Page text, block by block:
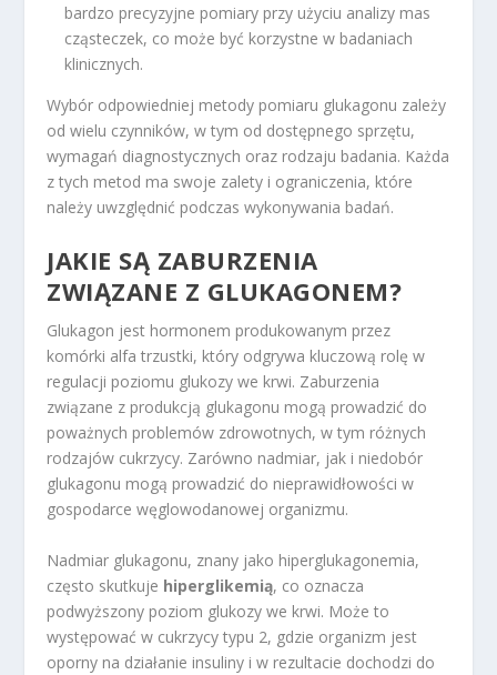
bardzo precyzyjne pomiary przy użyciu analizy mas
cząsteczek, co może być korzystne w badaniach
klinicznych.
Wybór odpowiedniej metody pomiaru glukagonu zależy
od wielu czynników, w tym od dostępnego sprzętu,
wymagań diagnostycznych oraz rodzaju badania. Każda
z tych metod ma swoje zalety i ograniczenia, które
należy uwzględnić podczas wykonywania badań.
JAKIE SĄ ZABURZENIA
ZWIĄZANE Z GLUKAGONEM?
Glukagon jest hormonem produkowanym przez
komórki alfa trzustki, który odgrywa kluczową rolę w
regulacji poziomu glukozy we krwi. Zaburzenia
związane z produkcją glukagonu mogą prowadzić do
poważnych problemów zdrowotnych, w tym różnych
rodzajów cukrzycy. Zarówno nadmiar, jak i niedobór
glukagonu mogą prowadzić do nieprawidłowości w
gospodarce węglowodanowej organizmu.
Nadmiar glukagonu, znany jako hiperglukagonemia,
często skutkuje hiperglikemią, co oznacza
podwyższony poziom glukozy we krwi. Może to
występować w cukrzycy typu 2, gdzie organizm jest
oporny na działanie insuliny i w rezultacie dochodzi do